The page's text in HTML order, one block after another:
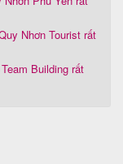
Nhơn Tourist rất
Building rất